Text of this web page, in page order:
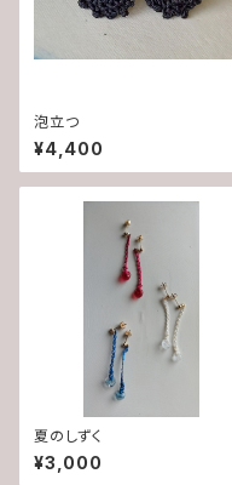
泡立つ
¥4,400
夏のしずく
¥3,000